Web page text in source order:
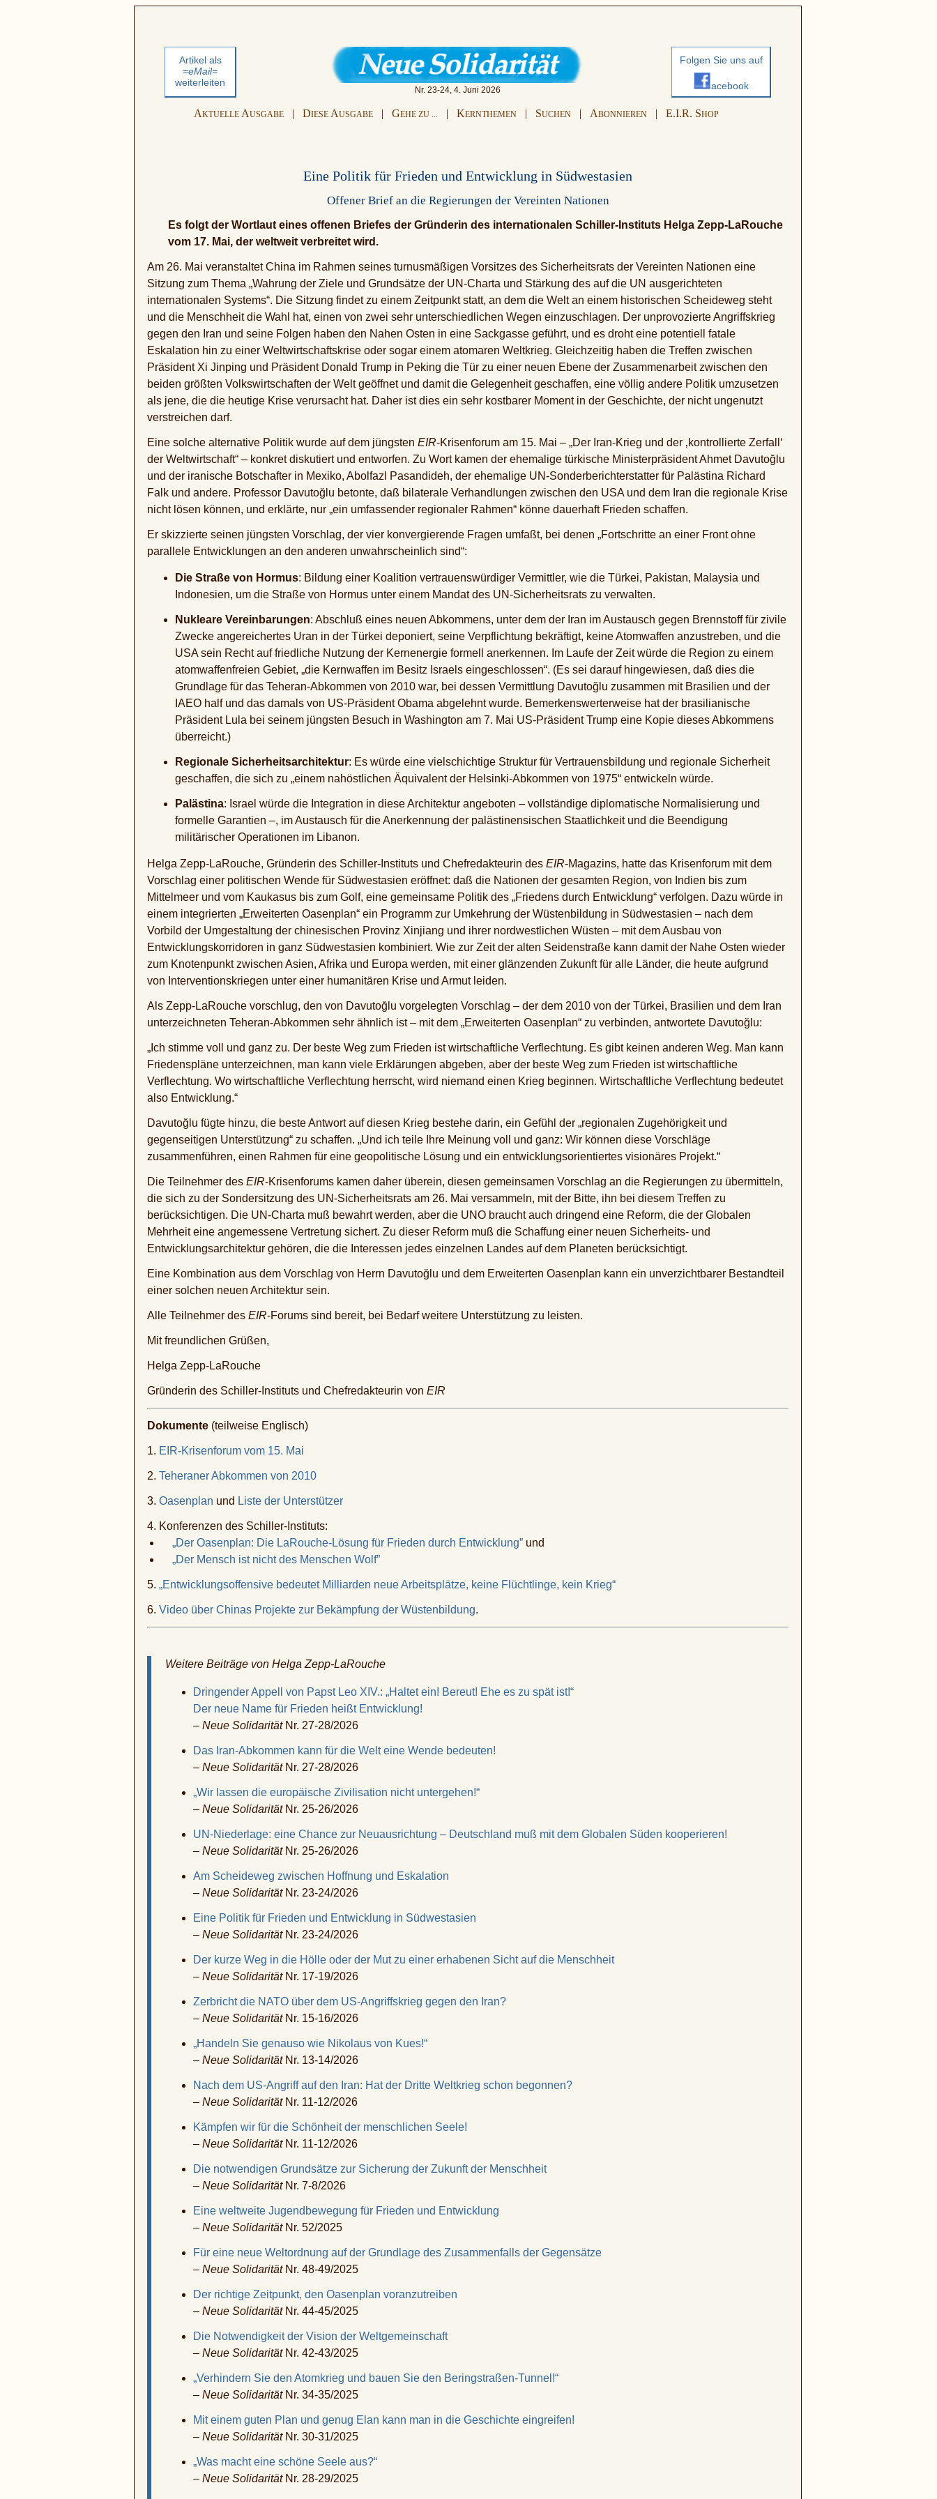
Artikel als
=eMail=
weiterleiten
Folgen Sie uns auf
acebook
Nr. 23-24, 4. Juni 2026
AKTUELLE AUSGABE | DIESE AUSGABE | GEHE ZU ... | KERNTHEMEN | SUCHEN | ABONNIEREN | E.I.R. SHOP
Eine Politik für Frieden und Entwicklung in Südwestasien
Offener Brief an die Regierungen der Vereinten Nationen
Es folgt der Wortlaut eines offenen Briefes der Gründerin des internationalen Schiller-Instituts Helga Zepp-LaRouche
vom 17. Mai, der weltweit verbreitet wird.
Am 26. Mai veranstaltet China im Rahmen seines turnusmäßigen Vorsitzes des Sicherheitsrats der Vereinten Nationen eine
Sitzung zum Thema „Wahrung der Ziele und Grundsätze der UN-Charta und Stärkung des auf die UN ausgerichteten
internationalen Systems“. Die Sitzung findet zu einem Zeitpunkt statt, an dem die Welt an einem historischen Scheideweg steht
und die Menschheit die Wahl hat, einen von zwei sehr unterschiedlichen Wegen einzuschlagen. Der unprovozierte Angriffskrieg
gegen den Iran und seine Folgen haben den Nahen Osten in eine Sackgasse geführt, und es droht eine potentiell fatale
Eskalation hin zu einer Weltwirtschaftskrise oder sogar einem atomaren Weltkrieg. Gleichzeitig haben die Treffen zwischen
Präsident Xi Jinping und Präsident Donald Trump in Peking die Tür zu einer neuen Ebene der Zusammenarbeit zwischen den
beiden größten Volkswirtschaften der Welt geöffnet und damit die Gelegenheit geschaffen, eine völlig andere Politik umzusetzen
als jene, die die heutige Krise verursacht hat. Daher ist dies ein sehr kostbarer Moment in der Geschichte, der nicht ungenutzt
verstreichen darf.
Eine solche alternative Politik wurde auf dem jüngsten EIR-Krisenforum am 15. Mai – „Der Iran-Krieg und der ‚kontrollierte Zerfall‘
der Weltwirtschaft“ – konkret diskutiert und entworfen. Zu Wort kamen der ehemalige türkische Ministerpräsident Ahmet Davutoğlu
und der iranische Botschafter in Mexiko, Abolfazl Pasandideh, der ehemalige UN-Sonderberichterstatter für Palästina Richard
Falk und andere. Professor Davutoğlu betonte, daß bilaterale Verhandlungen zwischen den USA und dem Iran die regionale Krise
nicht lösen können, und erklärte, nur „ein umfassender regionaler Rahmen“ könne dauerhaft Frieden schaffen.
Er skizzierte seinen jüngsten Vorschlag, der vier konvergierende Fragen umfaßt, bei denen „Fortschritte an einer Front ohne
parallele Entwicklungen an den anderen unwahrscheinlich sind“:
Die Straße von Hormus: Bildung einer Koalition vertrauenswürdiger Vermittler, wie die Türkei, Pakistan, Malaysia und
Indonesien, um die Straße von Hormus unter einem Mandat des UN-Sicherheitsrats zu verwalten.
Nukleare Vereinbarungen: Abschluß eines neuen Abkommens, unter dem der Iran im Austausch gegen Brennstoff für zivile
Zwecke angereichertes Uran in der Türkei deponiert, seine Verpflichtung bekräftigt, keine Atomwaffen anzustreben, und die
USA sein Recht auf friedliche Nutzung der Kernenergie formell anerkennen. Im Laufe der Zeit würde die Region zu einem
atomwaffenfreien Gebiet, „die Kernwaffen im Besitz Israels eingeschlossen“. (Es sei darauf hingewiesen, daß dies die
Grundlage für das Teheran-Abkommen von 2010 war, bei dessen Vermittlung Davutoğlu zusammen mit Brasilien und der
IAEO half und das damals von US-Präsident Obama abgelehnt wurde. Bemerkenswerterweise hat der brasilianische
Präsident Lula bei seinem jüngsten Besuch in Washington am 7. Mai US-Präsident Trump eine Kopie dieses Abkommens
überreicht.)
Regionale Sicherheitsarchitektur: Es würde eine vielschichtige Struktur für Vertrauensbildung und regionale Sicherheit
geschaffen, die sich zu „einem nahöstlichen Äquivalent der Helsinki-Abkommen von 1975“ entwickeln würde.
Palästina: Israel würde die Integration in diese Architektur angeboten – vollständige diplomatische Normalisierung und
formelle Garantien –, im Austausch für die Anerkennung der palästinensischen Staatlichkeit und die Beendigung
militärischer Operationen im Libanon.
Helga Zepp-LaRouche, Gründerin des Schiller-Instituts und Chefredakteurin des EIR-Magazins, hatte das Krisenforum mit dem
Vorschlag einer politischen Wende für Südwestasien eröffnet: daß die Nationen der gesamten Region, von Indien bis zum
Mittelmeer und vom Kaukasus bis zum Golf, eine gemeinsame Politik des „Friedens durch Entwicklung“ verfolgen. Dazu würde in
einem integrierten „Erweiterten Oasenplan“ ein Programm zur Umkehrung der Wüstenbildung in Südwestasien – nach dem
Vorbild der Umgestaltung der chinesischen Provinz Xinjiang und ihrer nordwestlichen Wüsten – mit dem Ausbau von
Entwicklungskorridoren in ganz Südwestasien kombiniert. Wie zur Zeit der alten Seidenstraße kann damit der Nahe Osten wieder
zum Knotenpunkt zwischen Asien, Afrika und Europa werden, mit einer glänzenden Zukunft für alle Länder, die heute aufgrund
von Interventionskriegen unter einer humanitären Krise und Armut leiden.
Als Zepp-LaRouche vorschlug, den von Davutoğlu vorgelegten Vorschlag – der dem 2010 von der Türkei, Brasilien und dem Iran
unterzeichneten Teheran-Abkommen sehr ähnlich ist – mit dem „Erweiterten Oasenplan“ zu verbinden, antwortete Davutoğlu:
„Ich stimme voll und ganz zu. Der beste Weg zum Frieden ist wirtschaftliche Verflechtung. Es gibt keinen anderen Weg. Man kann
Friedenspläne unterzeichnen, man kann viele Erklärungen abgeben, aber der beste Weg zum Frieden ist wirtschaftliche
Verflechtung. Wo wirtschaftliche Verflechtung herrscht, wird niemand einen Krieg beginnen. Wirtschaftliche Verflechtung bedeutet
also Entwicklung.“
Davutoğlu fügte hinzu, die beste Antwort auf diesen Krieg bestehe darin, ein Gefühl der „regionalen Zugehörigkeit und
gegenseitigen Unterstützung“ zu schaffen. „Und ich teile Ihre Meinung voll und ganz: Wir können diese Vorschläge
zusammenführen, einen Rahmen für eine geopolitische Lösung und ein entwicklungsorientiertes visionäres Projekt.“
Die Teilnehmer des EIR-Krisenforums kamen daher überein, diesen gemeinsamen Vorschlag an die Regierungen zu übermitteln,
die sich zu der Sondersitzung des UN-Sicherheitsrats am 26. Mai versammeln, mit der Bitte, ihn bei diesem Treffen zu
berücksichtigen. Die UN-Charta muß bewahrt werden, aber die UNO braucht auch dringend eine Reform, die der Globalen
Mehrheit eine angemessene Vertretung sichert. Zu dieser Reform muß die Schaffung einer neuen Sicherheits- und
Entwicklungsarchitektur gehören, die die Interessen jedes einzelnen Landes auf dem Planeten berücksichtigt.
Eine Kombination aus dem Vorschlag von Herrn Davutoğlu und dem Erweiterten Oasenplan kann ein unverzichtbarer Bestandteil
einer solchen neuen Architektur sein.
Alle Teilnehmer des EIR-Forums sind bereit, bei Bedarf weitere Unterstützung zu leisten.
Mit freundlichen Grüßen,
Helga Zepp-LaRouche
Gründerin des Schiller-Instituts und Chefredakteurin von EIR
Dokumente (teilweise Englisch)
1. EIR-Krisenforum vom 15. Mai
2. Teheraner Abkommen von 2010
3. Oasenplan und Liste der Unterstützer
4. Konferenzen des Schiller-Instituts:
„Der Oasenplan: Die LaRouche-Lösung für Frieden durch Entwicklung” und
„Der Mensch ist nicht des Menschen Wolf”
5. „Entwicklungsoffensive bedeutet Milliarden neue Arbeitsplätze, keine Flüchtlinge, kein Krieg“
6. Video über Chinas Projekte zur Bekämpfung der Wüstenbildung.
Weitere Beiträge von Helga Zepp-LaRouche
Dringender Appell von Papst Leo XIV.: „Haltet ein! Bereut! Ehe es zu spät ist!“
Der neue Name für Frieden heißt Entwicklung!
– Neue SolidaritätNr. 27-28/2026
Das Iran-Abkommen kann für die Welt eine Wende bedeuten!
– Neue SolidaritätNr. 27-28/2026
„Wir lassen die europäische Zivilisation nicht untergehen!“
– Neue SolidaritätNr. 25-26/2026
UN-Niederlage: eine Chance zur Neuausrichtung – Deutschland muß mit dem Globalen Süden kooperieren!
– Neue SolidaritätNr. 25-26/2026
Am Scheideweg zwischen Hoffnung und Eskalation
– Neue SolidaritätNr. 23-24/2026
Eine Politik für Frieden und Entwicklung in Südwestasien
– Neue SolidaritätNr. 23-24/2026
Der kurze Weg in die Hölle oder der Mut zu einer erhabenen Sicht auf die Menschheit
– Neue SolidaritätNr. 17-19/2026
Zerbricht die NATO über dem US-Angriffskrieg gegen den Iran?
– Neue SolidaritätNr. 15-16/2026
„Handeln Sie genauso wie Nikolaus von Kues!“
– Neue SolidaritätNr. 13-14/2026
Nach dem US-Angriff auf den Iran: Hat der Dritte Weltkrieg schon begonnen?
– Neue SolidaritätNr. 11-12/2026
Kämpfen wir für die Schönheitder menschlichen Seele!
– Neue SolidaritätNr. 11-12/2026
Die notwendigen Grundsätze zur Sicherung der Zukunft der Menschheit
– Neue SolidaritätNr. 7-8/2026
Eine weltweite Jugendbewegung für Frieden und Entwicklung
– Neue SolidaritätNr. 52/2025
Für eine neue Weltordnung auf der Grundlage des Zusammenfalls der Gegensätze
– Neue SolidaritätNr. 48-49/2025
Der richtige Zeitpunkt, den Oasenplan voranzutreiben
– Neue SolidaritätNr. 44-45/2025
Die Notwendigkeit der Vision der Weltgemeinschaft
– Neue SolidaritätNr. 42-43/2025
„Verhindern Sie den Atomkrieg und bauen Sie den Beringstraßen-Tunnel!“
– Neue SolidaritätNr. 34-35/2025
Mit einem guten Plan und genug Elan kann man in die Geschichte eingreifen!
– Neue SolidaritätNr. 30-31/2025
„Was macht eine schöne Seele aus?“
– Neue SolidaritätNr. 28-29/2025